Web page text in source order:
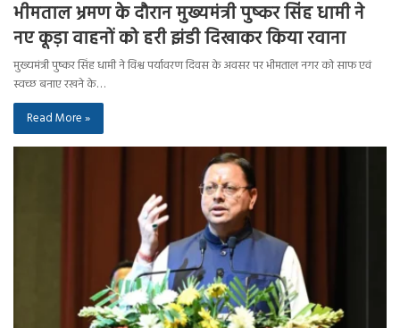
भीमताल भ्रमण के दौरान मुख्यमंत्री पुष्कर सिंह धामी ने
नए कूड़ा वाहनों को हरी झंडी दिखाकर किया रवाना
मुख्यमंत्री पुष्कर सिंह धामी ने विश्व पर्यावरण दिवस के अवसर पर भीमताल नगर को साफ एवं
स्वच्छ बनाए रखने के…
Read More »